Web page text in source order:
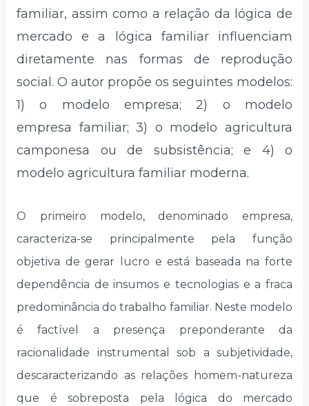
familiar, assim como a relação da lógica de
mercado e a lógica familiar influenciam
diretamente nas formas de reprodução
social. O autor propõe os seguintes modelos:
1) o modelo empresa; 2) o modelo
empresa familiar; 3) o modelo agricultura
camponesa ou de subsistência; e 4) o
modelo agricultura familiar moderna.
O primeiro modelo, denominado empresa,
caracteriza-se principalmente pela função
objetiva de gerar lucro e está baseada na forte
dependência de insumos e tecnologias e a fraca
predominância do trabalho familiar. Neste modelo
é factível a presença preponderante da
racionalidade instrumental sob a subjetividade,
descaracterizando as relações homem-natureza
que é sobreposta pela lógica do mercado